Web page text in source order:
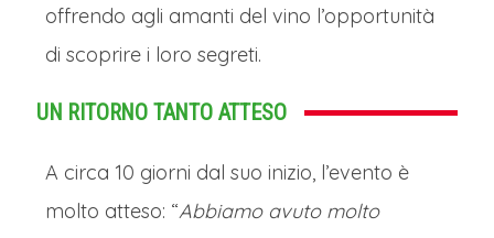
offrendo agli amanti del vino l’opportunità
di scoprire i loro segreti.
UN RITORNO TANTO ATTESO
A circa 10 giorni dal suo inizio, l’evento è
molto atteso: “Abbiamo avuto molto